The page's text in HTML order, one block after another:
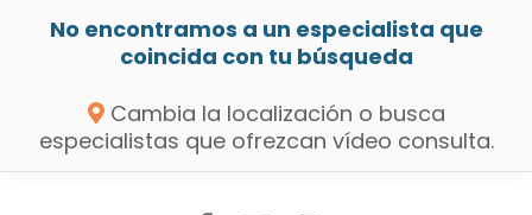
No encontramos a un especialista que
coincida con tu búsqueda
Cambia la localización o busca
especialistas que ofrezcan vídeo consulta.